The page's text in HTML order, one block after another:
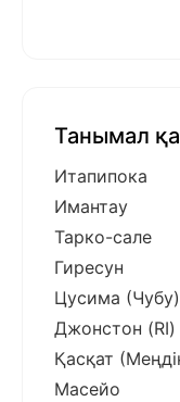
Танымал
Итапипока
Имантау
Тарко-сале
Гиресун
Цусима (Чубу)
Джонстон (RI)
Қасқат
Масейо